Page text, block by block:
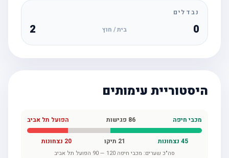
נבדלים
בית / חוץ
היסטוריית עימותים
מכבי חיפה 86פגישות הפועל תל אביב
45נצחונות תיקו 20נצחונות
סה"כ שערים:מכבי חיפה 120
—
90 הפועל תל אביב